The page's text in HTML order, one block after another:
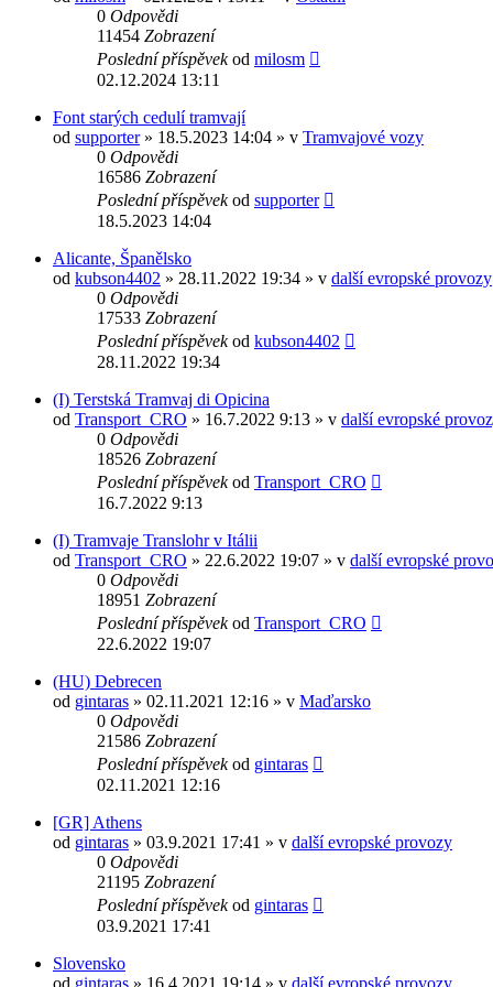
0 Odpovědi
11454 Zobrazení
Poslední příspěvekod milosm
02.12.2024 13:11
Font starých cedulí tramvají
od supporter» 18.5.2023 14:04 » v Tramvajové vozy
0 Odpovědi
16586 Zobrazení
Poslední příspěvekod supporter
18.5.2023 14:04
Alicante, Španělsko
od kubson4402 » 28.11.2022 19:34 » v další evropské provozy
0 Odpovědi
17533 Zobrazení
Poslední příspěvekod kubson4402
28.11.2022 19:34
(I) Terstská Tramvaj di Opicina
od Transport_CRO » 16.7.2022 9:13 » v další evropské
0 Odpovědi
18526 Zobrazení
Poslední příspěvekod Transport_CRO
16.7.2022 9:13
(I) Tramvaje Translohr v Itálii
od Transport_CRO » 22.6.2022 19:07 » v další evropské
0 Odpovědi
18951 Zobrazení
Poslední příspěvekod Transport_CRO
22.6.2022 19:07
(HU) Debrecen
od gintaras » 02.11.2021 12:16 » v Maďarsko
0 Odpovědi
21586 Zobrazení
Poslední příspěvekod gintaras
02.11.2021 12:16
[GR] Athens
od gintaras » 03.9.2021 17:41 » v další evropské provozy
0 Odpovědi
21195 Zobrazení
Poslední příspěvekod gintaras
03.9.2021 17:41
Slovensko
od gintaras » 16.4.2021 19:14 » v další evropské provozy